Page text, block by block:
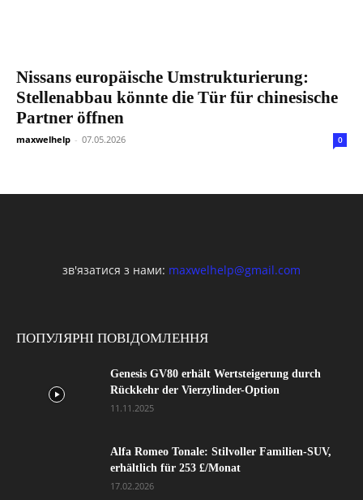
Nissans europäische Umstrukturierung:
Stellenabbau könnte die Tür für chinesische
Partner öffnen
maxwelhelp - 07.05.2026 0
зв'язатися з нами: maxwelhelp@gmail.com
ПОПУЛЯРНІ ПОВІДОМЛЕННЯ
Genesis GV80 erhält Wertsteigerung durch
Rückkehr der Vierzylinder-Option
11.11.2025
Alfa Romeo Tonale: Stilvoller Familien-SUV,
erhältlich für 253 £/Monat
17.02.2026